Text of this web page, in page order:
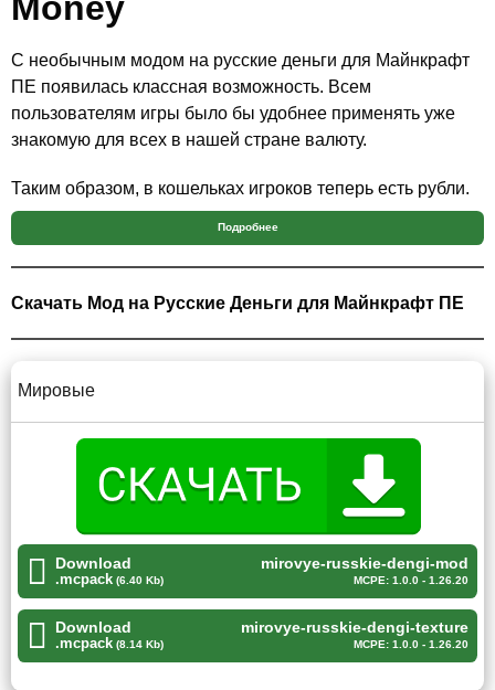
С необычным модом на русские деньги для Майнкрафт
ПЕ появилась классная возможность. Всем
пользователям игры было бы удобнее применять уже
знакомую для всех в нашей стране валюту.
Таким образом, в кошельках игроков теперь есть рубли.
К тому же, несколько иностранных бумаг тоже наполнят
карманы Стива
Сборка мода на русские деньги к Minecraft PE
мирными жителями и просто любят драгоценности.
Мировые
Самым прекрасной деталью мода на русские деньги для
Майнкрафт ПЕ считается разнообразие мировых валют.
В песочнице теперь есть доллары и евро, помимо
рублей конечно же.
Подробнее
Скачать Мод на Русские Деньги для Майнкрафт ПЕ
Мировые
Download
.mcpack(6.40 Kb)
mirovye-russkie-dengi-mod
MCPE: 1.0.0 - 1.26.20
Download
.mcpack(8.14 Kb)
mirovye-russkie-dengi-texture
MCPE: 1.0.0 - 1.26.20